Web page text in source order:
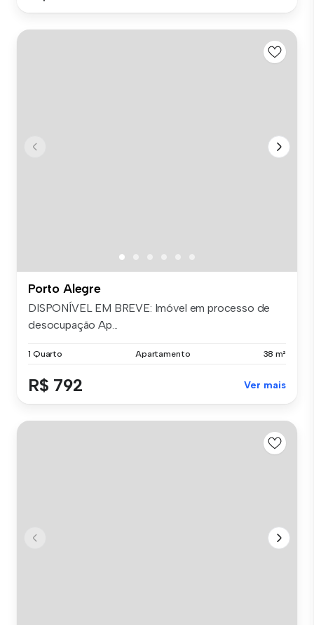
Porto Alegre
DISPONÍVEL EM BREVE: Imóvel em processo de
desocupação Ap...
1 Quarto Apartamento 38 m²
R$ 792 Ver mais